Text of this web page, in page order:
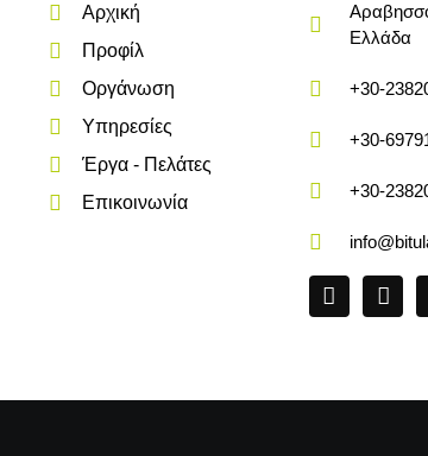
Αρχική
Προφίλ
Οργάνωση
Υπηρεσίες
Έργα - Πελάτες
Επικοινωνία
Ελλάδα
+30-
+30-
+30-